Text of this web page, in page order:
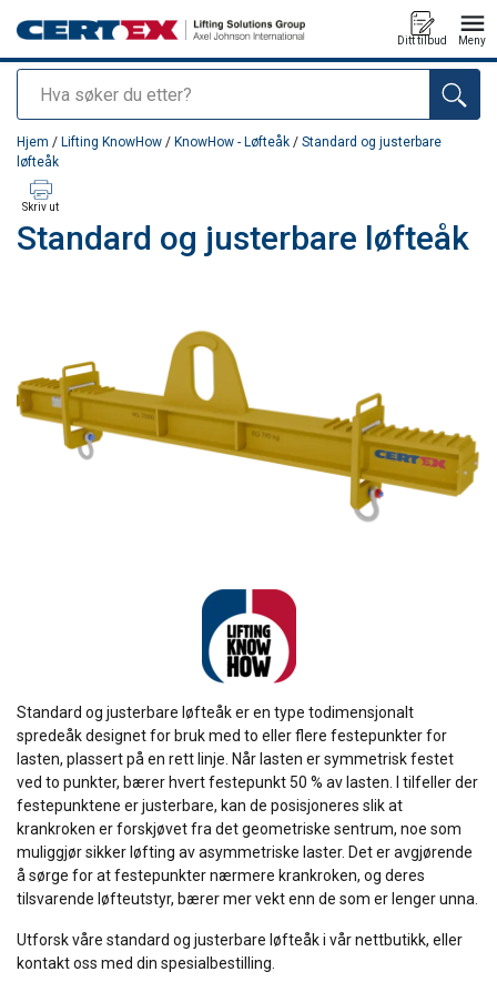
Søk
Ditt tilbud Meny
Produkt lagt i din handlekurv
Hjem / Lifting KnowHow / KnowHow - Løfteåk / Standard og justerbare
løfteåk
Standard og justerbare løfteåk
Skriv ut
Standard og justerbare løfteåk er en type todimensjonalt
spredeåk designet for bruk med to eller flere festepunkter for
lasten, plassert på en rett linje. Når lasten er symmetrisk festet
ved to punkter, bærer hvert festepunkt 50 % av lasten. I tilfeller der
festepunktene er justerbare, kan de posisjoneres slik at
krankroken er forskjøvet fra det geometriske sentrum, noe som
muliggjør sikker løfting av asymmetriske laster. Det er avgjørende
å sørge for at festepunkter nærmere krankroken, og deres
tilsvarende løfteutstyr, bærer mer vekt enn de som er lenger unna.
Utforsk våre standard og justerbare løfteåk i vår nettbutikk, eller
kontakt oss med din spesialbestilling.